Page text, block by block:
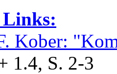
Kober:
1.4, S. 2-3